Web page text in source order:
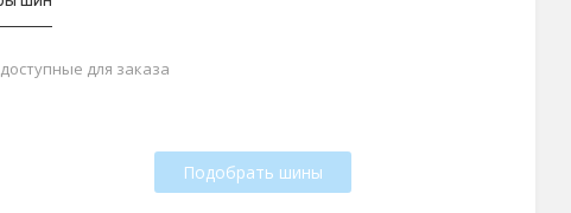
для заказа
Подобрать шины